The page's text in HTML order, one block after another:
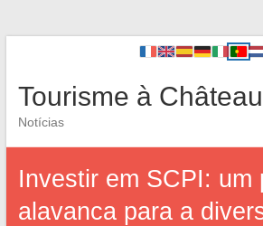
Tourisme à
Notícias
Investir em SCPI: um
alavanca para a